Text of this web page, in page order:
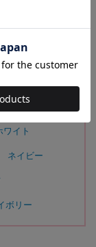
イエローのミモザ
ーグレー
イト
ネイビー
ボリー